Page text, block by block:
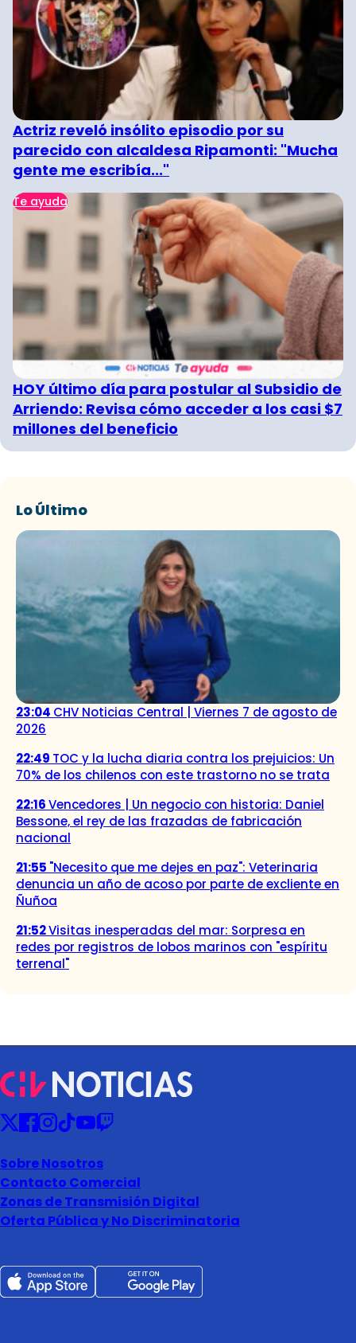
Actriz reveló insólito episodio por su
parecido con alcaldesa Ripamonti: "Mucha
gente me escribía..."
Te ayuda
HOY último día para postular al Subsidio de
Arriendo: Revisa cómo acceder a los casi $7
millones del beneficio
Lo Último
23:04 CHV Noticias Central | Viernes 7 de agosto de
2026
22:49 TOC y la lucha diaria contra los prejuicios: Un
70% de los chilenos con este trastorno no se trata
22:16Vencedores | Un negocio con historia: Daniel
Bessone, el rey de las frazadas de fabricación
nacional
21:55 "Necesito que me dejes en paz": Veterinaria
denuncia un año de acoso por parte de excliente en
Ñuñoa
21:52Visitas inesperadas del mar: Sorpresa en
redes por registros de lobos marinos con "espíritu
terrenal"
Sobre Nosotros
Contacto Comercial
Zonas de Transmisión Digital
Oferta Pública y No Discriminatoria